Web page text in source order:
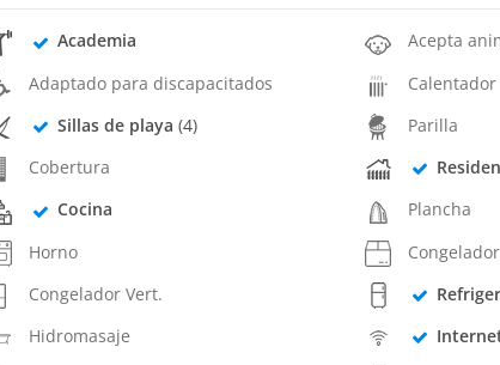
Academia
Acepta
Adaptado para discapacitados
Calentador
Sillas de playa (4)
Parilla
Cobertura
Cocina
Plancha
Horno
Congelador Vert.
Hidromasaje